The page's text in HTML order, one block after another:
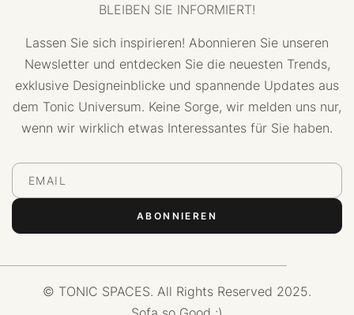
BLEIBEN SIE INFORMIERT!
Lassen Sie sich inspirieren! Abonnieren Sie unseren
Newsletter und entdecken Sie die neuesten Trends,
exklusive Designeinblicke und spannende Updates aus
dem Tonic Universum. Keine Sorge, wir melden uns nur,
wenn wir wirklich etwas Interessantes für Sie haben.
© TONIC SPACES. All Rights Reserved 2025.